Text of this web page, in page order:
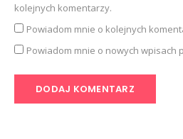
kolejnych komentarzy.
Powiadom mnie o kolejnych
Powiadom mnie o nowych wpisach